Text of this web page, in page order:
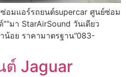
อมแอร์รถยนต์supercar ศูนย์ซ่อม
มา StarAirSound วันเดียว
าน้อย ราคามาตรฐาน”083-
ต์ Jaguar